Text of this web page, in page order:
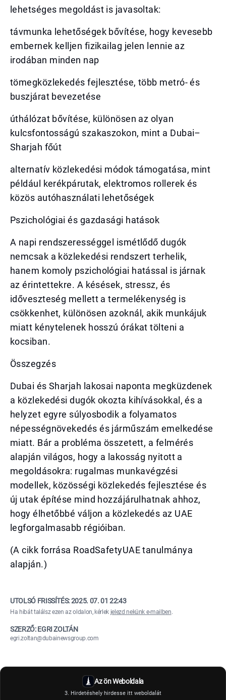
lehetséges megoldást is javasoltak:
távmunka lehetőségek bővítése, hogy kevesebb
embernek kelljen fizikailag jelen lennie az
irodában minden nap
tömegközlekedés fejlesztése, több metró- és
buszjárat bevezetése
úthálózat bővítése, különösen az olyan
kulcsfontosságú szakaszokon, mint a Dubai–
Sharjah főút
alternatív közlekedési módok támogatása, mint
például kerékpárutak, elektromos rollerek és
közös autóhasználati lehetőségek
Pszichológiai és gazdasági hatások
A napi rendszerességgel ismétlődő dugók
nemcsak a közlekedési rendszert terhelik,
hanem komoly pszichológiai hatással is járnak
az érintettekre. A késések, stressz, és
időveszteség mellett a termelékenység is
csökkenhet, különösen azoknál, akik munkájuk
miatt kénytelenek hosszú órákat tölteni a
kocsiban.
Összegzés
Dubai és Sharjah lakosai naponta megküzdenek
a közlekedési dugók okozta kihívásokkal, és a
helyzet egyre súlyosbodik a folyamatos
népességnövekedés és járműszám emelkedése
miatt. Bár a probléma összetett, a felmérés
alapján világos, hogy a lakosság nyitott a
megoldásokra: rugalmas munkavégzési
modellek, közösségi közlekedés fejlesztése és
új utak építése mind hozzájárulhatnak ahhoz,
hogy élhetőbbé váljon a közlekedés az UAE
legforgalmasabb régióiban.
(A cikk forrása RoadSafetyUAE tanulmánya
alapján.)
UTOLSÓ FRISSÍTÉS:2025. 07. 01 22:43
Ha hibát találsz ezen az oldalon, kérlek jelezd nekünk e-mailben.
SZERZŐ: EGRI ZOLTÁN
egri.zoltan@dubainewsgroup.com
Az ön Weboldala
3. Hirdetéshely hirdesse itt weboldalát